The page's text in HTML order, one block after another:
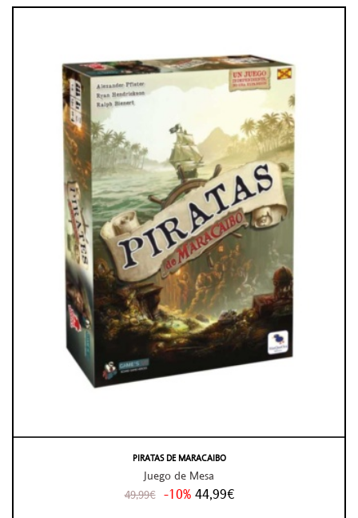
PIRATAS DE MARACAIBO
Juego de Mesa
49,99€ -10% 44,99€